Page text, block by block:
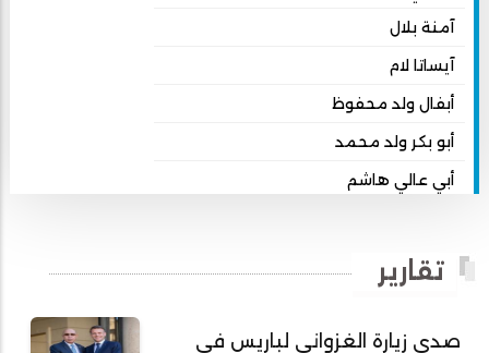
آمنة بلال
آيساتا لام
أبفال ولد محفوظ
أبو بكر ولد محمد
أبي عالي هاشم
أحمد بداه
أحمد دداهي مختار
أحمد زيدان ولد محمد محمود
تقارير
صدى زيارة الغزواني لباريس في